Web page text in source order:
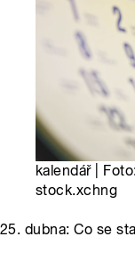
kalendář |
stock.xchng
25. dubna: Co se